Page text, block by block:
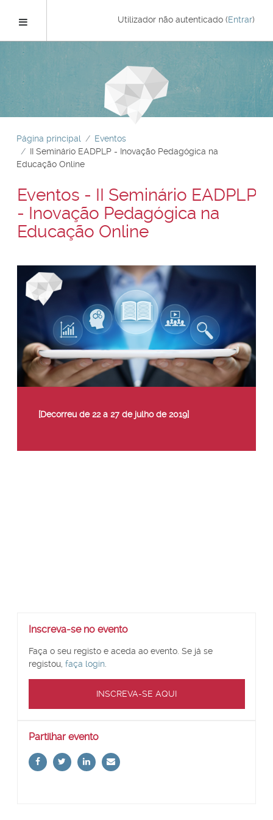
conteúdo
principal
Utilizador não autenticado (Entrar)
Página principal
Eventos
II Seminário EADPLP - Inovação Pedagógica na
Educação Online
Eventos - II Seminário EADPLP
- Inovação Pedagógica na
Educação Online
[Decorreu de 22 a 27 de julho de 2019]
Inscreva-
evento
Inscreva-se no evento
Faça o seu registo e aceda ao evento. Se já se
registou, faça login.
INSCREVA-SE AQUI
Partilhar
evento
Partilhar evento